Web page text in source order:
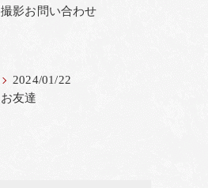
撮影お問い合わせ
2024/01/22
お友達